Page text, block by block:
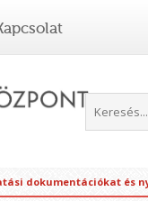
dokumentációkat és